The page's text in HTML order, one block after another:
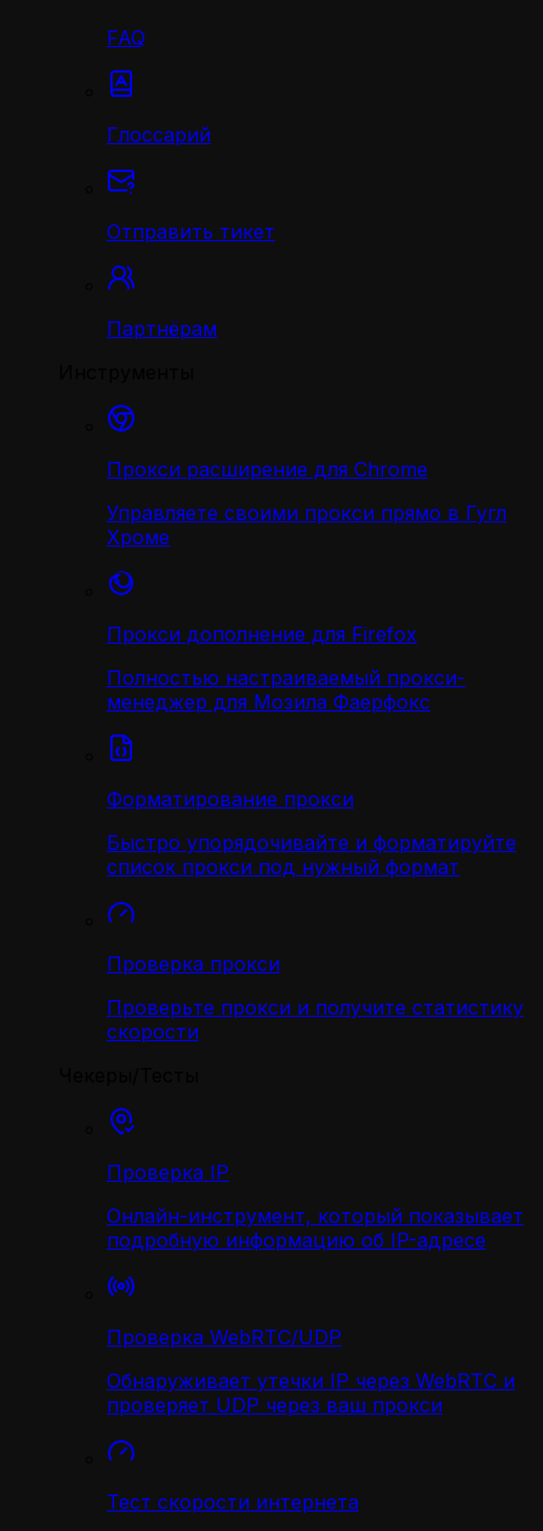
FAQ
Глоссарий
Отправить тикет
Партнёрам
Прокси расширение для Chrome
Управляете своими прокси прямо в Гугл
Хроме
Прокси дополнение для Firefox
Полностью настраиваемый прокси-
менеджер для Мозила Фаерфокс
Форматирование прокси
Быстро упорядочивайте и форматируйте
список прокси под нужный формат
Проверка прокси
Проверьте прокси и получите статистику
скорости
Проверка IP
Онлайн-инструмент, который показывает
подробную информацию об IP-адресе
Проверка WebRTC/UDP
Обнаруживает утечки IP через WebRTC и
проверяет UDP через ваш прокси
Тест скорости интернета